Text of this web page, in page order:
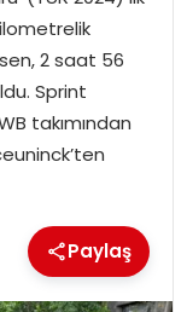
2 saat 56
Sprint
takımından
Paylaş